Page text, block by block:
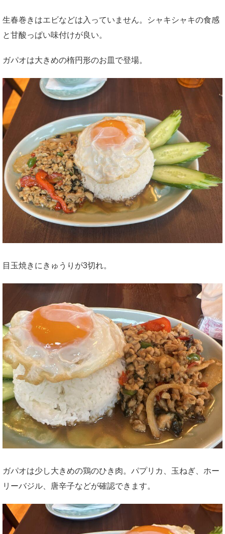
生春巻きはエビなどは入っていません。シャキシャキの食感
と甘酸っぱい味付けが良い。
ガパオは大きめの楕円形のお皿で登場。
目玉焼きにきゅうりが3切れ。
ガパオは少し大きめの鶏のひき肉。パプリカ、玉ねぎ、ホー
リーバジル、唐辛子などが確認できます。